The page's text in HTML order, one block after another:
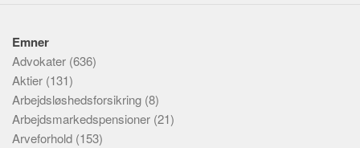
Emner
Advokater (636)
Aktier (131)
Arbejdsløshedsforsikring (8)
Arbejdsmarkedspensioner (21)
Arveforhold (153)